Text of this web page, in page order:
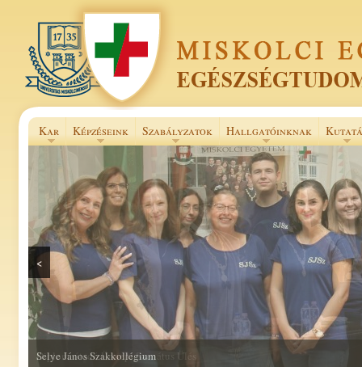
Kar Képzéseink Szabályzatok Hallgatóinknak
Selye János Szakkollégium
<